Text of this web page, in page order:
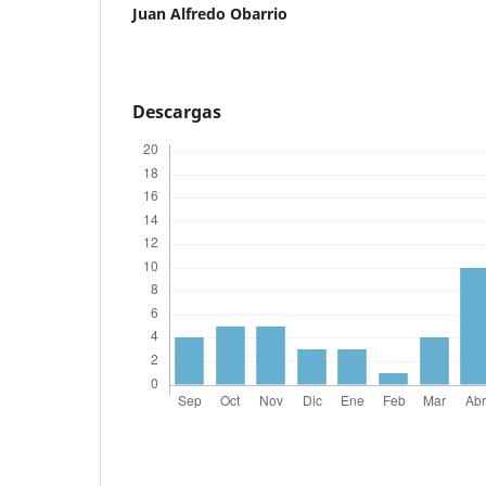
Juan Alfredo Obarrio
Descargas